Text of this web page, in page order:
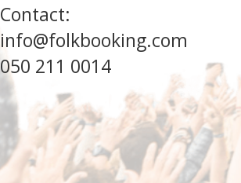
Contact:
info@folkbooking.com
050 211 0014